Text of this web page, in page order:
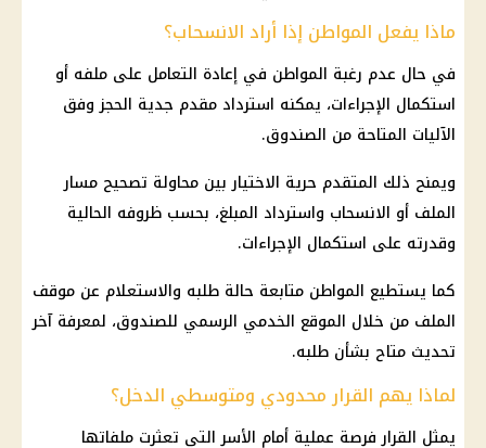
ماذا يفعل المواطن إذا أراد الانسحاب؟
في حال عدم رغبة المواطن في إعادة التعامل على ملفه أو
استكمال الإجراءات، يمكنه استرداد مقدم جدية الحجز وفق
الآليات المتاحة من الصندوق.
ويمنح ذلك المتقدم حرية الاختيار بين محاولة تصحيح مسار
الملف أو الانسحاب واسترداد المبلغ، بحسب ظروفه الحالية
وقدرته على استكمال الإجراءات.
كما يستطيع المواطن متابعة حالة طلبه والاستعلام عن موقف
الملف من خلال الموقع الخدمي الرسمي للصندوق، لمعرفة آخر
تحديث متاح بشأن طلبه.
لماذا يهم القرار محدودي ومتوسطي الدخل؟
يمثل القرار فرصة عملية أمام الأسر التي تعثرت ملفاتها